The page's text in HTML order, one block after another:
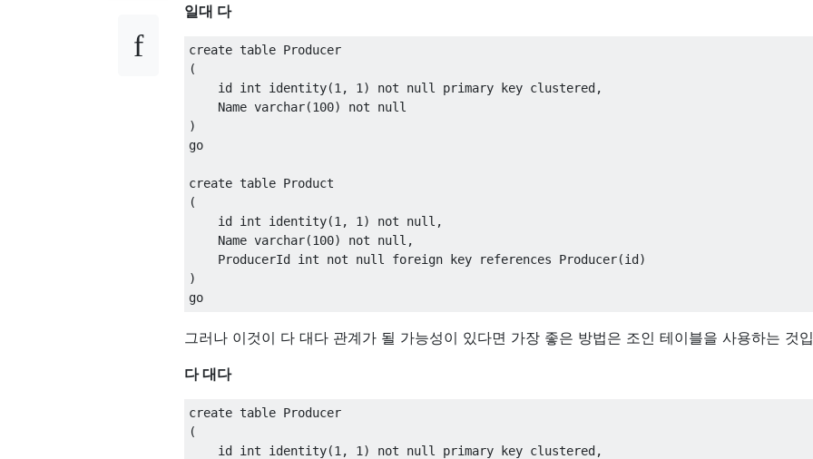
일대 다
create table
(
    id int
identity(1 , 1 ) not null primary key clustered,
    Name varchar
(100) not
null
)
go
create table
(
    id int
identity(1 , 1 ) not null ,
    Name varchar
(100) not null ,
    ProducerId int
not null foreign key references Producer(id)
)
go
그러나 이것이 다 대다 관계가 될 가능성이 있다면 가장 좋은 방법은 조인 테이블을 사용하는 것
다 대다
create table
(
    id int
identity(1 , 1 ) not null primary key clustered,